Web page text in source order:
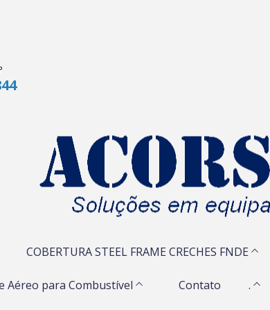
COBERTURA STEEL FRAME CRECHES FNDE
Aéreo para Combustível Contato .